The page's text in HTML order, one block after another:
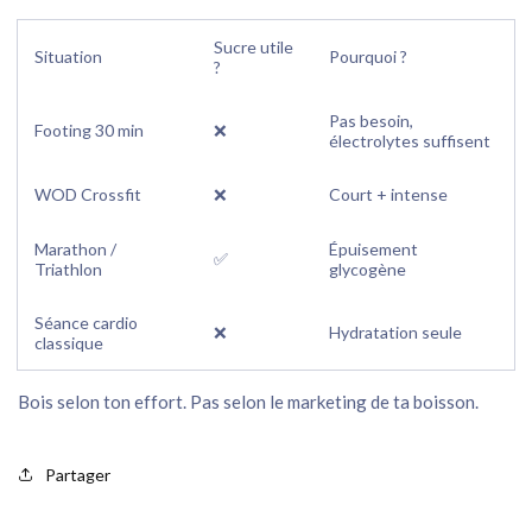
Situation
Sucre utile
?
Pourquoi ?
Footing 30 min ❌
Pas besoin,
électrolytes suffisent
WOD Crossfit ❌ Court + intense
Marathon /
Triathlon
✅
Épuisement
glycogène
Séance cardio
classique
❌ Hydratation seule
Bois selon ton effort. Pas selon le marketing de ta boisson.
Partager